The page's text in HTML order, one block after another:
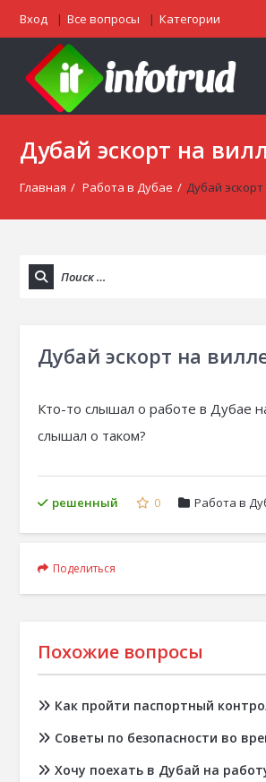
Вход Все вопросы Категории
Дубай эскорт на
Главная / Работа в Дубае / Дубай
Дубай эскорт на
Кто-то слышал о работе в Дубае
слышал о таком?
решенный 0 Работа в
Поделиться
Похожие вопросы
Как пройти паспортный
Советы по безопасности во
Хочу поехать в Дубай на